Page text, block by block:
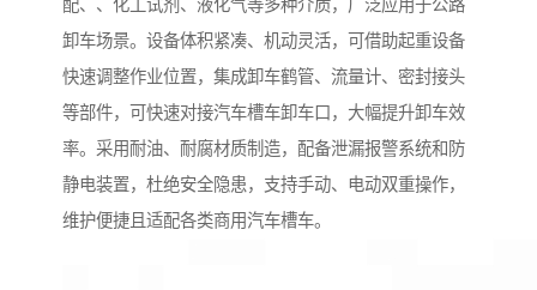
配、、化工试剂、液化气等多种介质，广泛应用于公路
卸车场景。设备体积紧凑、机动灵活，可借助起重设备
快速调整作业位置，集成卸车鹤管、流量计、密封接头
等部件，可快速对接汽车槽车卸车口，大幅提升卸车效
率。采用耐油、耐腐材质制造，配备泄漏报警系统和防
静电装置，杜绝安全隐患，支持手动、电动双重操作，
维护便捷且适配各类商用汽车槽车。